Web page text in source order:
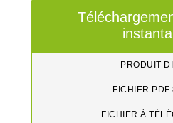
PRODUIT
FICHIER PDF
FICHIER À